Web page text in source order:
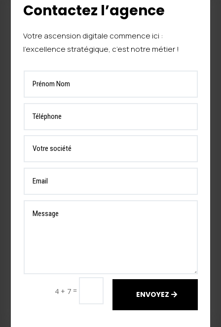
Contactez l’agence
Votre ascension digitale commence ici :
l’excellence stratégique, c’est notre métier !
4 + 7= ENVOYEZ